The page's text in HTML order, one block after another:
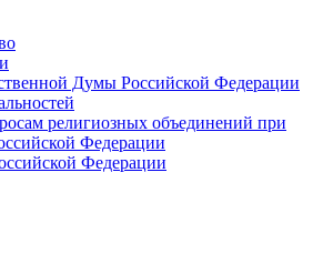
Думы Российской Федерации
религиозных объединений при
Федерации
Федерации